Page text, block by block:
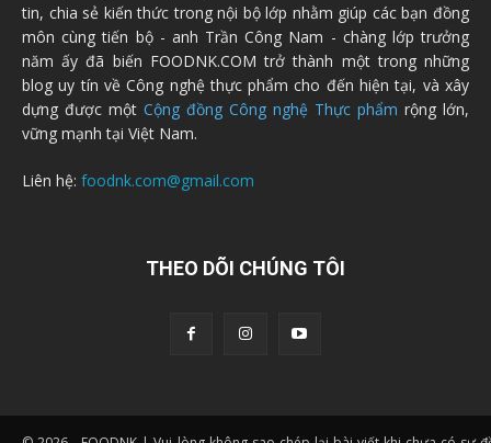
tin, chia sẻ kiến thức trong nội bộ lớp nhằm giúp các bạn đồng
môn cùng tiến bộ - anh Trần Công Nam - chàng lớp trưởng
năm ấy đã biến FOODNK.COM trở thành một trong những
blog uy tín về Công nghệ thực phẩm cho đến hiện tại, và xây
dựng được một Cộng đồng Công nghệ Thực phẩm rộng lớn,
vững mạnh tại Việt Nam.
Liên hệ: foodnk.com@gmail.com
THEO DÕI CHÚNG TÔI